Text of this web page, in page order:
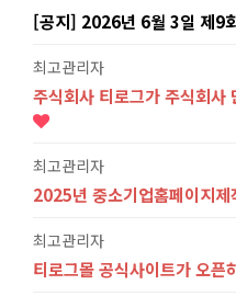
[공지] 2026년 6월 3일 제9
최고관리자
주식회사 티로그가 주식회
최고관리자
2025년 중소기업홈페이지제
최고관리자
티로그몰 공식사이트가 오픈